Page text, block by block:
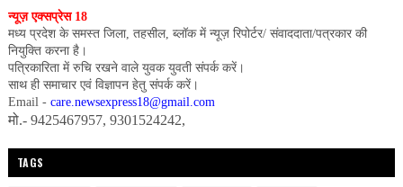
न्यूज़ एक्सप्रेस 18
मध्य प्रदेश के समस्त जिला, तहसील, ब्लॉक में न्यूज़ रिपोर्टर/ संवाददाता/पत्रकार की
नियुक्ति करना है।
पत्रिकारिता में रुचि रखने वाले युवक युवती संपर्क करें।
साथ ही समाचार एवं विज्ञापन हेतु संपर्क करें।
Email - care.newsexpress18@gmail.com
मो.- 9425467957, 9301524242,
TAGS